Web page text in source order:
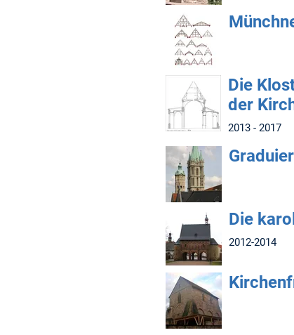
Die
der
2013 - 2017
Die
2012-2014